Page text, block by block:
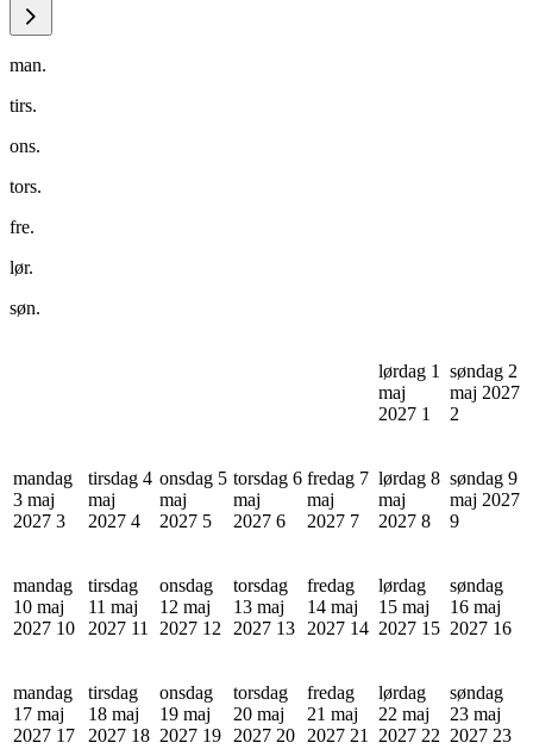
man.
tirs.
ons.
tors.
fre.
lør.
søn.
lørdag 1
maj
2027 1
søndag 2
maj 2027
2
mandag
3 maj
2027 3
tirsdag 4
maj
2027 4
onsdag 5
maj
2027 5
torsdag 6
maj
2027 6
fredag 7
maj
2027 7
lørdag 8
maj
2027 8
søndag 9
maj 2027
9
mandag
10 maj
2027 10
tirsdag
11 maj
2027 11
onsdag
12 maj
2027 12
torsdag
13 maj
2027 13
fredag
14 maj
2027 14
lørdag
15 maj
2027 15
søndag
16 maj
2027 16
mandag
17 maj
2027 17
tirsdag
18 maj
2027 18
onsdag
19 maj
2027 19
torsdag
20 maj
2027 20
fredag
21 maj
2027 21
lørdag
22 maj
2027 22
søndag
23 maj
2027 23